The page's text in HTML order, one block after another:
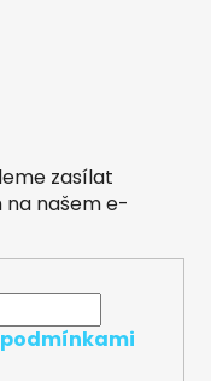
zasílat
našem e-
podmínkami